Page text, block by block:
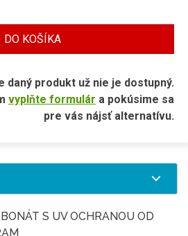
DO KOŠÍKA
daný produkt už nie je dostupný.
vyplňte formulár a pokúsime sa
pre vás nájsť alternatívu.
S UV OCHRANOU OD